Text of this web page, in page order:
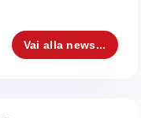
Vai alla news...